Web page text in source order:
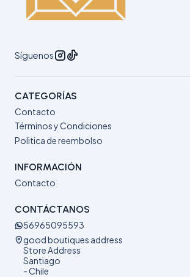
Síguenos
CATEGORÍAS
Contacto
Términos y Condiciones
Politica de reembolso
INFORMACIÓN
Contacto
CONTÁCTANOS
56965095593
good boutiques address
Store Address
Santiago
- Chile